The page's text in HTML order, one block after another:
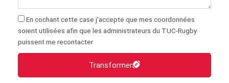
En cochant cette case j'accepte que mes coordonnées
soient utilisées afin que les administrateurs du TUC-Rugby
puissent me recontacter
Transformer